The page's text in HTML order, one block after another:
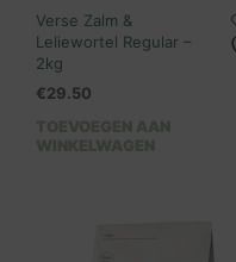
Verse Zalm &
Leliewortel Regular –
2kg
€29.50
TOEVOEGEN AAN
WINKELWAGEN